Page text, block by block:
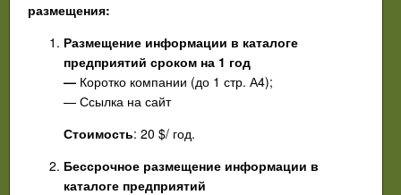
размещения:
Размещение информации в каталоге
предприятий сроком на 1 год
— Коротко компании (до 1 стр. А4);
— Ссылка на сайт
Стоимость: 20 $/ год.
Бессрочное размещение информации в
каталоге предприятий